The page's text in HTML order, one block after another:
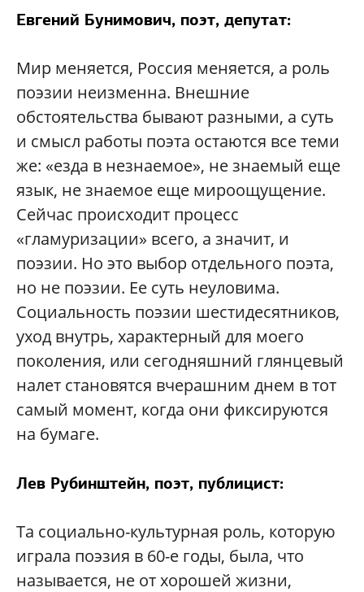
Евгений Бунимович, поэт, депутат:
Мир меняется, Россия меняется, а роль
поэзии неизменна. Внешние
обстоятельства бывают разными, а суть
и смысл работы поэта остаются все теми
же: «езда в незнаемое», не знаемый еще
язык, не знаемое еще мироощущение.
Сейчас происходит процесс
«гламуризации» всего, а значит, и
поэзии. Но это выбор отдельного поэта,
но не поэзии. Ее суть неуловима.
Социальность поэзии шестидесятников,
уход внутрь, характерный для моего
поколения, или сегодняшний глянцевый
налет становятся вчерашним днем в тот
самый момент, когда они фиксируются
на бумаге.
Лев Рубинштейн, поэт, публицист:
Та социально-культурная роль, которую
играла поэзия в 60-е годы, была, что
называется, не от хорошей жизни,